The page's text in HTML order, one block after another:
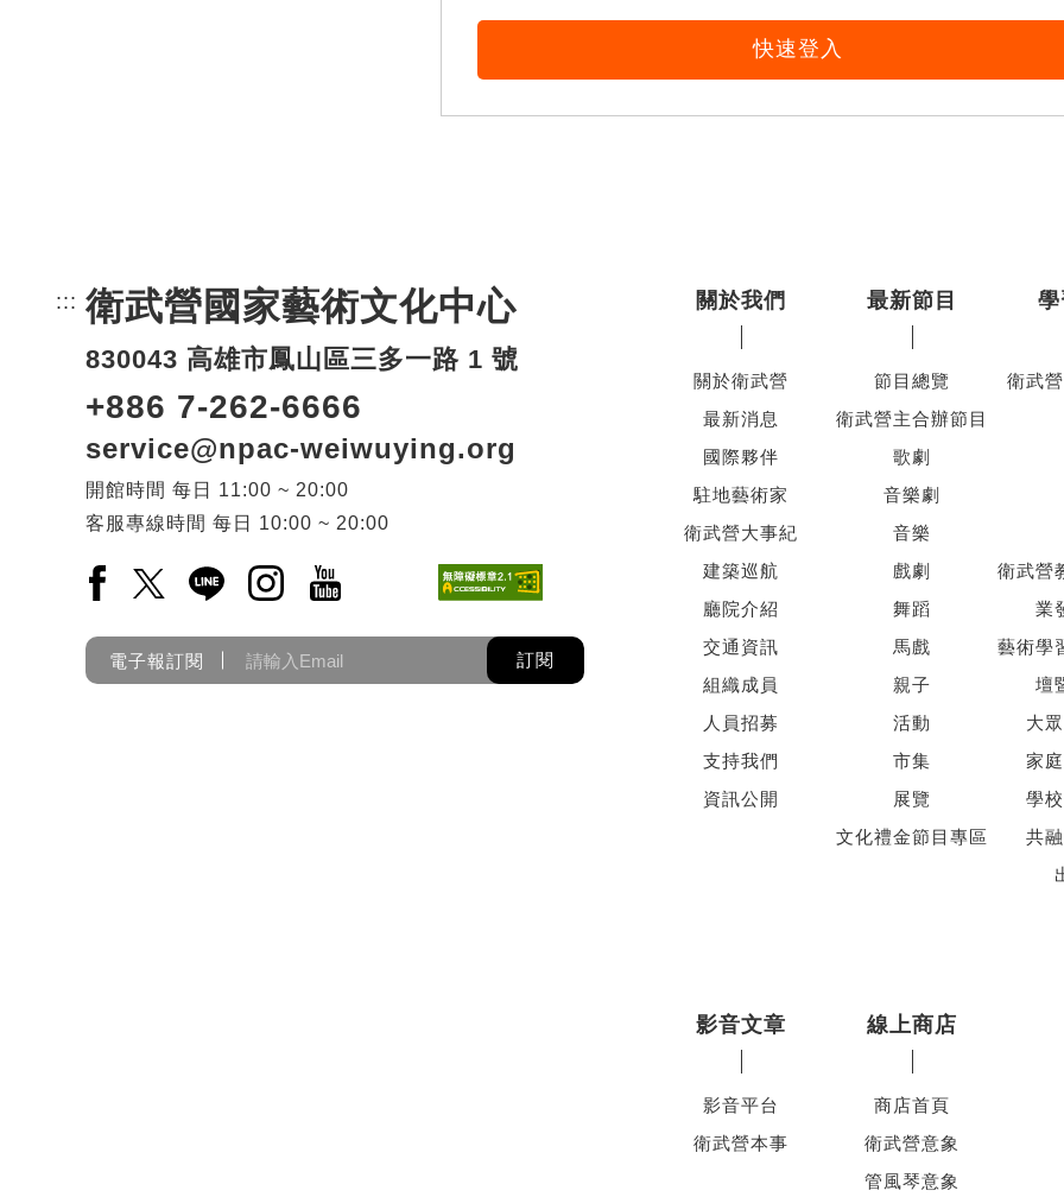
快速登入
::: 頁尾網站資訊。
衛武營國家藝術文化中心
830043 高雄市鳳山區三多一路 1 號
+886 7-262-6666
service@npac-weiwuying.org
開館時間 每日
11:00 ~ 20:00
客服專線時間 每日 10:00 ~ 20:00
Facebook(另開新視窗)
X(另開新視窗)
LINE(另開新視窗)
Instagram(另開新視窗)
YouTube(另開新視窗)
電子報訂閱 訂閱
關於我們
關於衛武營
最新消息
國際夥伴
駐地藝術家
衛武營大事紀
建築巡航
廳院介紹
交通資訊
組織成員
人員招募
支持我們
資訊公開
最新節目
節目總覽
衛武營主合辦節目
歌劇
音樂劇
音樂
戲劇
舞蹈
馬戲
親子
活動
市集
展覽
文化禮金節目專區
衛武
衛武營
業
藝術學
壇
大
家
學
共
影音文章
影音平台
衛武營本事
線上商店
商店首頁
衛武營意象
管風琴意象